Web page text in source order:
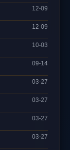
12-09
12-09
10-03
09-14
03-27
03-27
03-27
03-27